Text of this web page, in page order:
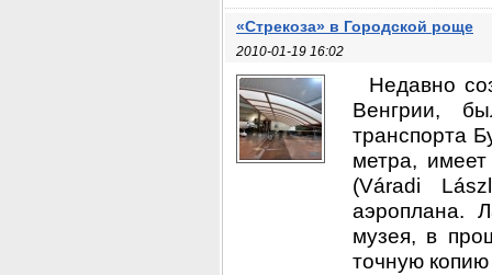
«Стрекоза» в Городской роще
2010-01-19 16:02
Недавно
Венгрии,
транспорта
метра,
(Váradi
аэроплана.
музея, в
точную копию